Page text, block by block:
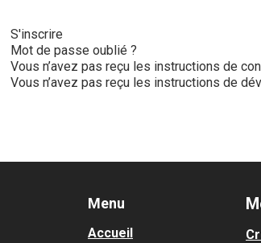
S'inscrire
Mot de passe oublié ?
Vous n’avez pas reçu les instructions de
Vous n’avez pas reçu les instructions de
Menu
Accueil